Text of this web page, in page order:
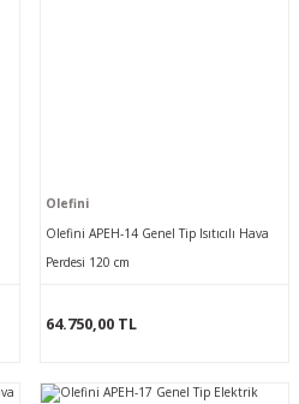
Olefini
Olefini APEH-14 Genel Tip Isıtıcılı Hava
Perdesi 120 cm
64.750,00 TL